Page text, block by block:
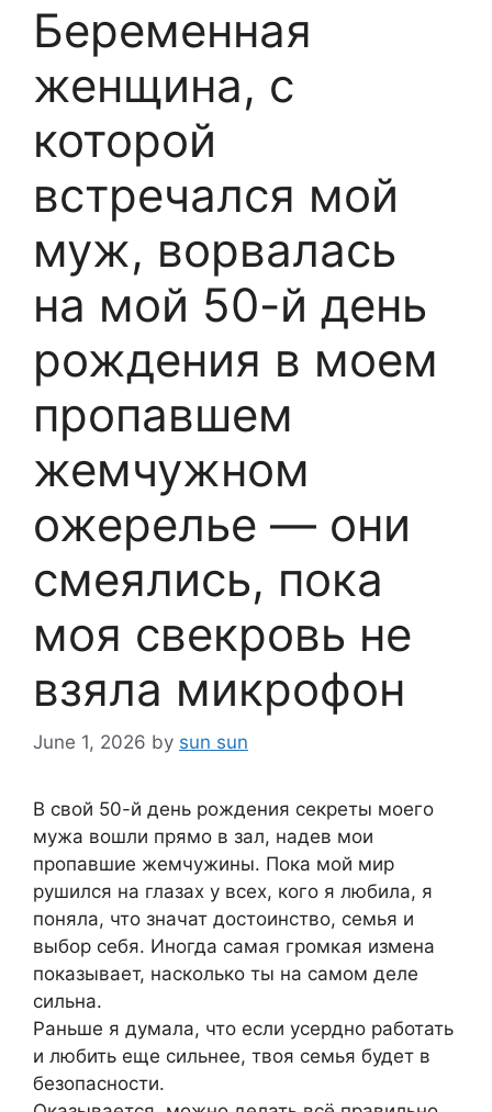
Беременная
женщина, с
которой
встречался мой
муж, ворвалась
на мой 50-й день
рождения в моем
пропавшем
жемчужном
ожерелье — они
смеялись, пока
моя свекровь не
взяла микрофон
June 1, 2026 by sun sun
В свой 50-й день рождения секреты моего
мужа вошли прямо в зал, надев мои
пропавшие жемчужины. Пока мой мир
рушился на глазах у всех, кого я любила, я
поняла, что значат достоинство, семья и
выбор себя. Иногда самая громкая измена
показывает, насколько ты на самом деле
сильна.
Раньше я думала, что если усердно работать
и любить еще сильнее, твоя семья будет в
безопасности.